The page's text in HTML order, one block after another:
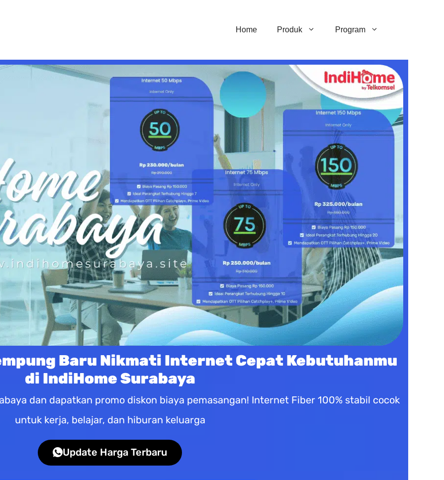
Home Produk Program
Baru Nikmati Internet Cepat Kebutuhanmu
di IndiHome Surabaya
dan dapatkan promo diskon biaya pemasangan! Internet Fiber 100% stabil cocok
untuk kerja, belajar, dan hiburan keluarga
Update Harga Terbaru